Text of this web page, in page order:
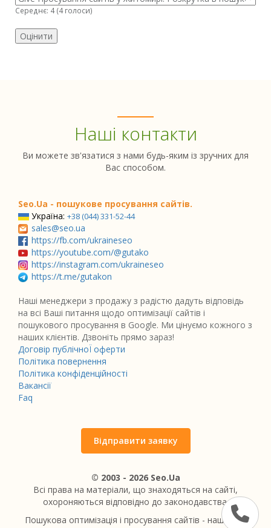
Середнє: 4 (4голоси)
Наші контакти
Ви можете зв'язатися з нами будь-яким із зручних для
Вас способом.
Seo.Ua - пошукове просування сайтів.
Україна: +38 (044) 331-52-44
sales@seo.ua
https://fb.com/ukraineseo
https://youtube.com/@gutako
https://instagram.com/ukraineseo
https://t.me/gutakon
Наші менеджери з продажу з радістю дадуть відповідь
на всі Ваші питання щодо оптимізації сайтів і
пошукового просування в Google. Ми цінуємо кожного з
наших клієнтів. Дзвоніть прямо зараз!
Договір публічноЇ оферти
Політика повернення
Політика конфіденційності
Вакансії
Faq
Відправити заявку
© 2003 - 2026 Seo.Ua
Всі права на матеріали, що знаходяться на сайті,
охороняються відповідно до законодавства.
Пошукова оптимізація і просування сайтів - наше все.